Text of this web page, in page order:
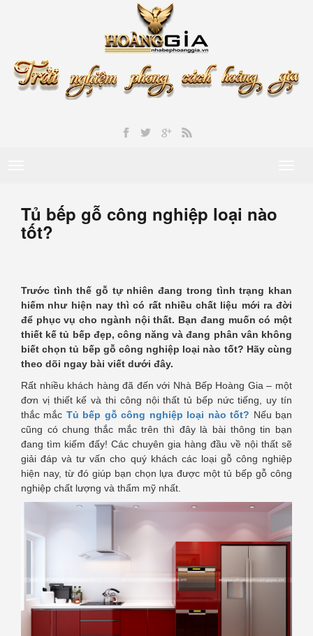
Tủ bếp gỗ công nghiệp loại nào
tốt?
Trước tình thế gỗ tự nhiên đang trong tình trạng khan
hiếm như hiện nay thì có rất nhiều chất liệu mới ra đời
để phục vụ cho ngành nội thất. Bạn đang muốn có một
thiết kế tủ bếp đẹp, công năng và đang phân vân không
biết chọn tủ bếp gỗ công nghiệp loại nào tốt? Hãy cùng
theo dõi ngay bài viết dưới đây.
Rất nhiều khách hàng đã đến với Nhà Bếp Hoàng Gia – một
đơn vị thiết kế và thi công nội thất tủ bếp nức tiếng, uy tín
thắc mắc Tủ bếp gỗ công nghiệp loại nào tốt? Nếu bạn
cũng có chung thắc mắc trên thì đây là bài thông tin bạn
đang tìm kiếm đấy! Các chuyên gia hàng đầu về nội thất sẽ
giải đáp và tư vấn cho quý khách các loại gỗ công nghiệp
hiện nay, từ đó giúp bạn chọn lựa được một tủ bếp gỗ công
nghiệp chất lượng và thẩm mỹ nhất.